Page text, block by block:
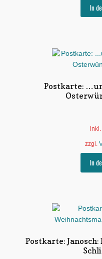
In
Postkarte:
inkl.
zzgl.
In
Postkarte: